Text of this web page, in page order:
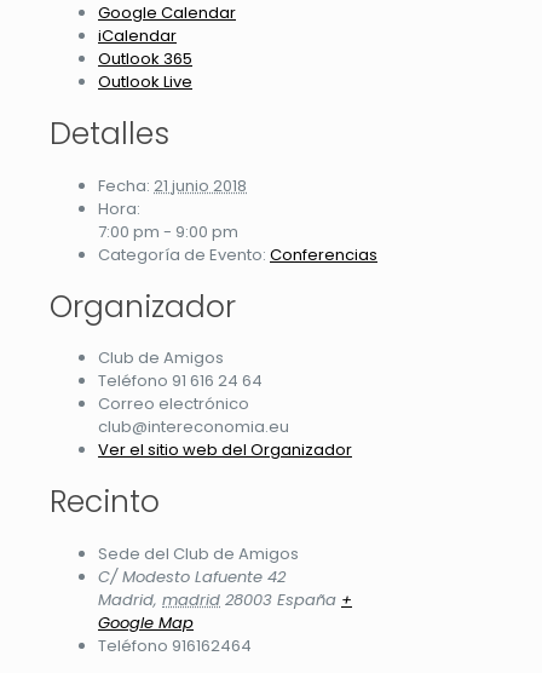
Google Calendar
iCalendar
Outlook 365
Outlook Live
Detalles
Fecha: 21 junio 2018
Hora:
7:00 pm - 9:00 pm
Categoría de Evento: Conferencias
Organizador
Club de Amigos
Teléfono 91 616 24 64
Correo electrónico
club@intereconomia.eu
Ver el sitio web del Organizador
Recinto
Sede del Club de Amigos
C/ Modesto Lafuente 42
Madrid, madrid 28003 España +
Google Map
Teléfono 916162464